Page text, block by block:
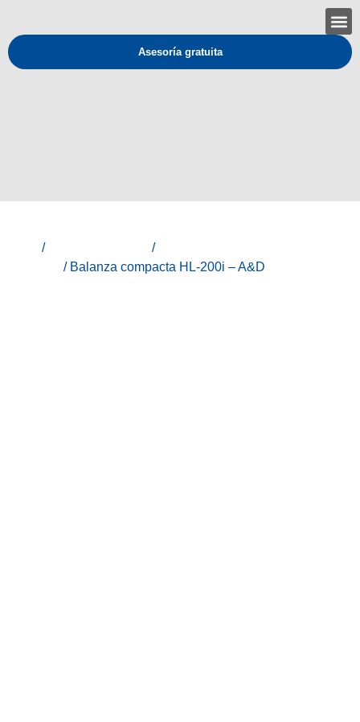
Asesoría gratuita
/ /
/ Balanza compacta HL-200i – A&D